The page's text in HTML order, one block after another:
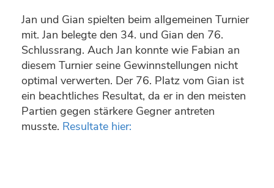
Jan und Gian spielten beim allgemeinen Turnier
mit. Jan belegte den 34. und Gian den 76.
Schlussrang. Auch Jan konnte wie Fabian an
diesem Turnier seine Gewinnstellungen nicht
optimal verwerten. Der 76. Platz vom Gian ist
ein beachtliches Resultat, da er in den meisten
Partien gegen stärkere Gegner antreten
musste. Resultate hier: